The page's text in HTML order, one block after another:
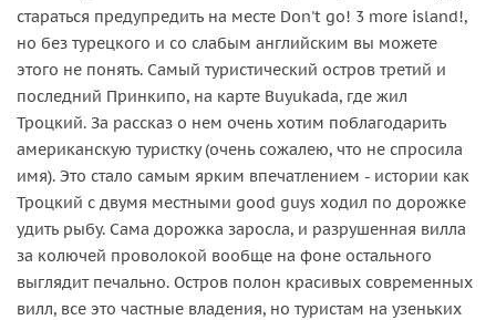
стараться предупредить на месте Don't go! 3 more island!,
но без турецкого и со слабым английским вы можете
этого не понять. Самый туристический остров третий и
последний Принкипо, на карте Buyukada, где жил
Троцкий. За рассказ о нем очень хотим поблагодарить
американскую туристку (очень сожалею, что не спросила
имя). Это стало самым ярким впечатлением - истории как
Троцкий с двумя местными good guys ходил по дорожке
удить рыбу. Сама дорожка заросла, и разрушенная вилла
за колючей проволокой вообще на фоне остального
выглядит печально. Остров полон красивых современных
вилл, все это частные владения, но туристам на узеньких